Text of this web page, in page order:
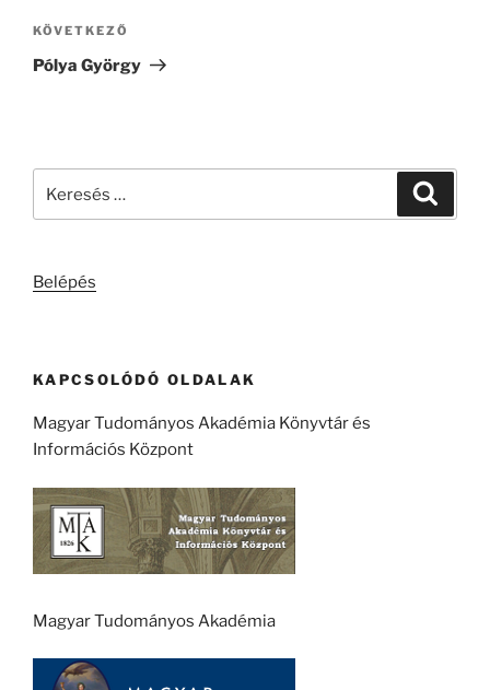
Következő
bejegyzés
KÖVETKEZŐ
Pólya György
Belépés
KAPCSOLÓDÓ OLDALAK
Magyar Tudományos Akadémia Könyvtár és
Információs Központ
Magyar Tudományos Akadémia